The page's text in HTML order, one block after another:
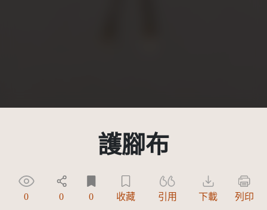
護腳布
0 0 0 收藏 引用 下載 列印